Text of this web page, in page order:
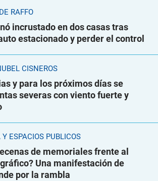
RAFFO
incrustado en dos casas tras
estacionado y perder el control
CISNEROS
y para los próximos días se
severas con viento fuerte y
ESPACIOS PÚBLICOS
de memoriales frente al
Una manifestación de
por la rambla